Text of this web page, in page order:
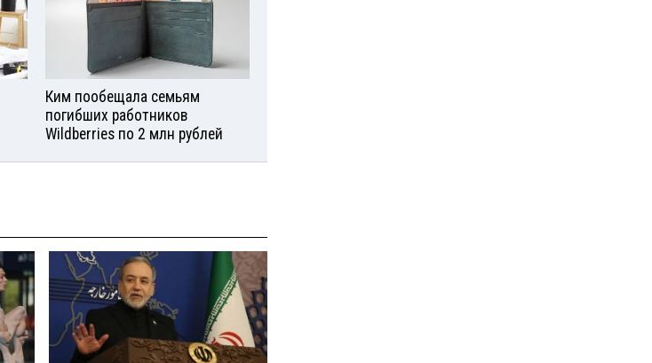
Ким пообещала семьям
погибших работников
Wildberries по 2 млн рублей